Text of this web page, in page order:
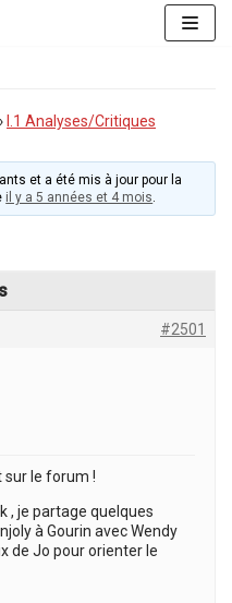
›
I.1 Analyses/Critiques
et a été mis à jour pour la
il y a 5 années et 4 mois.
#2501
sur le forum !
, je partage quelques
à Gourin avec Wendy
de Jo pour orienter le